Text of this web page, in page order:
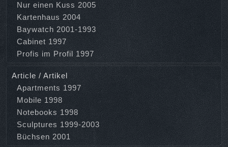
Nur einen Kuss 2005
Kartenhaus 2004
Baywatch 2001-1993
Cabinet 1997
Profis im Profil 1997
Article / Artikel
Apartments 1997
Mobile 1998
Notebooks 1998
Sculptures 1999-2003
Büchsen 2001